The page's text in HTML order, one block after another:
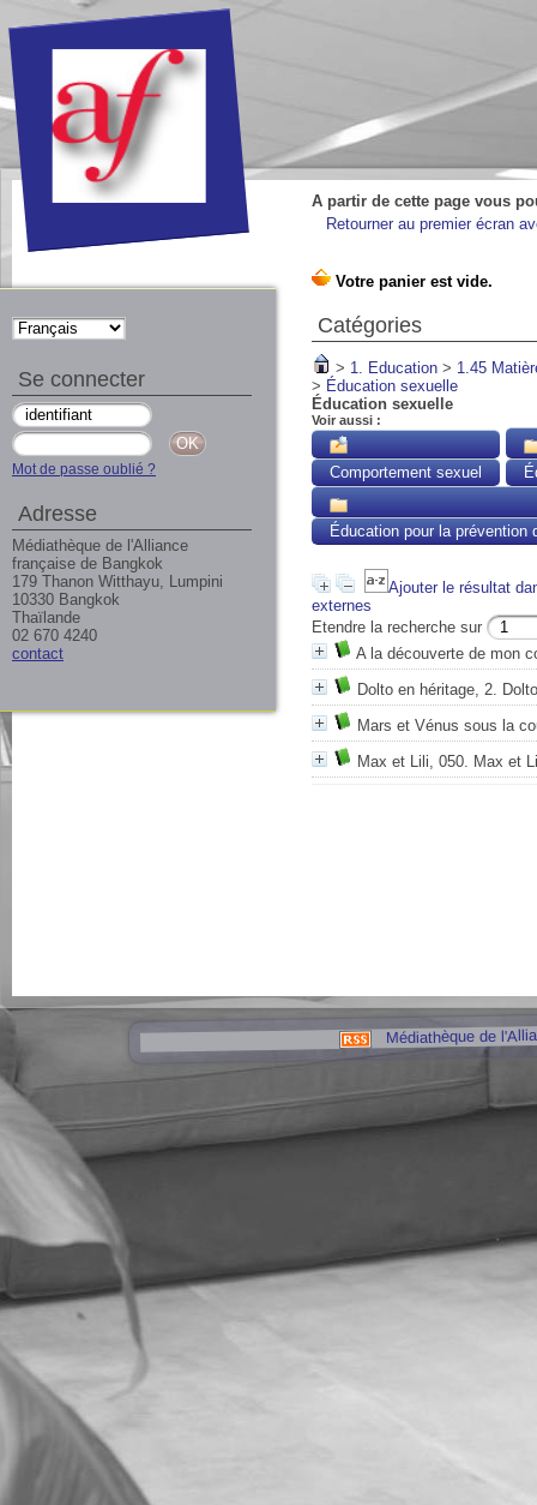
A partir de cette page vous
Retourner au premier écran
Catégories
> 1. Education > 1.45
> Éducation sexuelle
Éducation sexuelle
Voir aussi :
Comportement sexuel
Éducation pour la prévention
Ajouter le résultat
externes
Etendre la recherche sur
A la découverte de mon
Dolto en héritage, 2.
Mars et Vénus sous la
Max et Lili, 050. Max et
Médiathèque de
Se connecter
Mot de passe oublié ?
Adresse
Médiathèque de l'Alliance
française de Bangkok
179 Thanon Witthayu, Lumpini
10330 Bangkok
Thaïlande
02 670 4240
contact